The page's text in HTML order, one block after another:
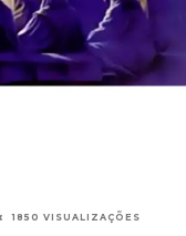
1850 VISUALIZAÇÕES